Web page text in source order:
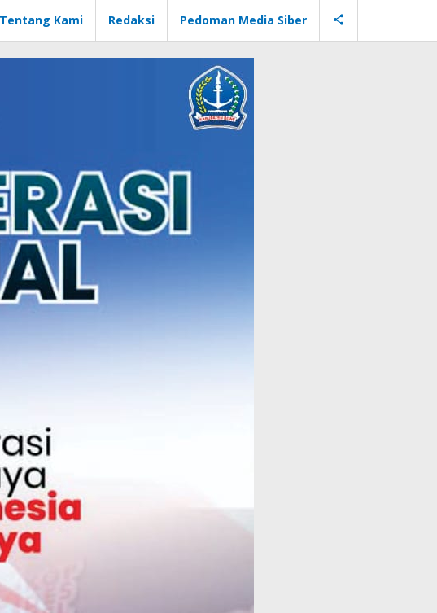
Tentang Kami Redaksi Pedoman Media Siber